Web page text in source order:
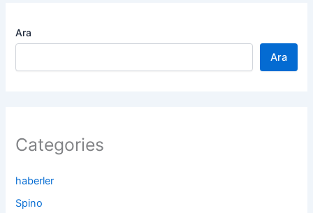
Ara
Ara
Categories
haberler
Spino